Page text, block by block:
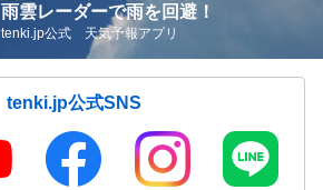
雨雲レーダーで雨を回避！
tenki.jp公式 天気予報アプリ
tenki.jp公式SNS